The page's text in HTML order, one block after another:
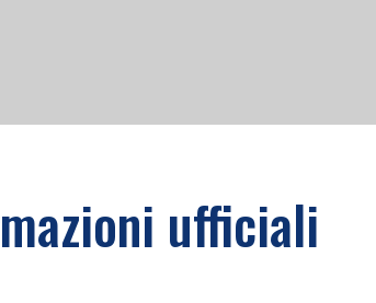
ufficiali